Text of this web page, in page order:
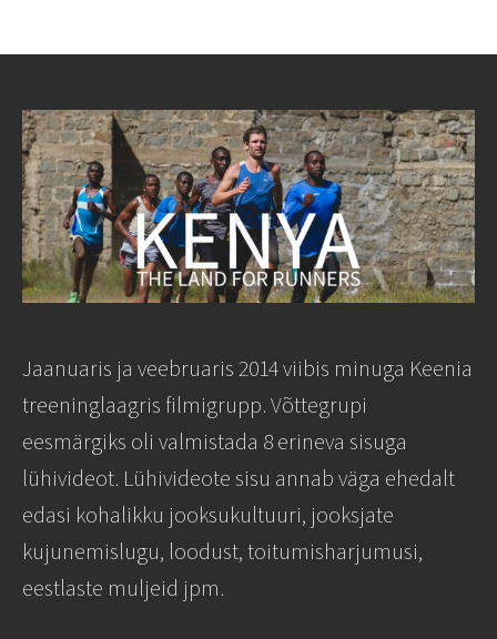
Jaanuaris ja veebruaris 2014 viibis minuga Keenia
treeninglaagris filmigrupp. Võttegrupi
eesmärgiks oli valmistada 8 erineva sisuga
lühivideot. Lühivideote sisu annab väga ehedalt
edasi kohalikku jooksukultuuri, jooksjate
kujunemislugu, loodust, toitumisharjumusi,
eestlaste muljeid jpm.